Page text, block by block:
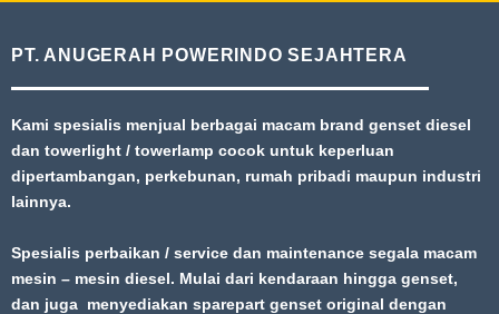
PT. ANUGERAH POWERINDO SEJAHTERA
Kami spesialis menjual berbagai macam brand genset diesel
dan towerlight / towerlamp cocok untuk keperluan
dipertambangan, perkebunan, rumah pribadi maupun industri
lainnya.
Spesialis perbaikan / service dan maintenance segala macam
mesin – mesin diesel. Mulai dari kendaraan hingga genset,
dan juga menyediakan sparepart genset original dengan